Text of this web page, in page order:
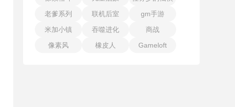
手游
老爹系列 联机后室
gm手游
米加小镇
吞噬进化
商战
像素风
橡皮人 Gameloft